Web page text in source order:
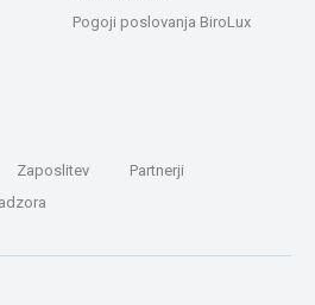
Pogoji poslovanja BiroLux
Zaposlitev
Partnerji